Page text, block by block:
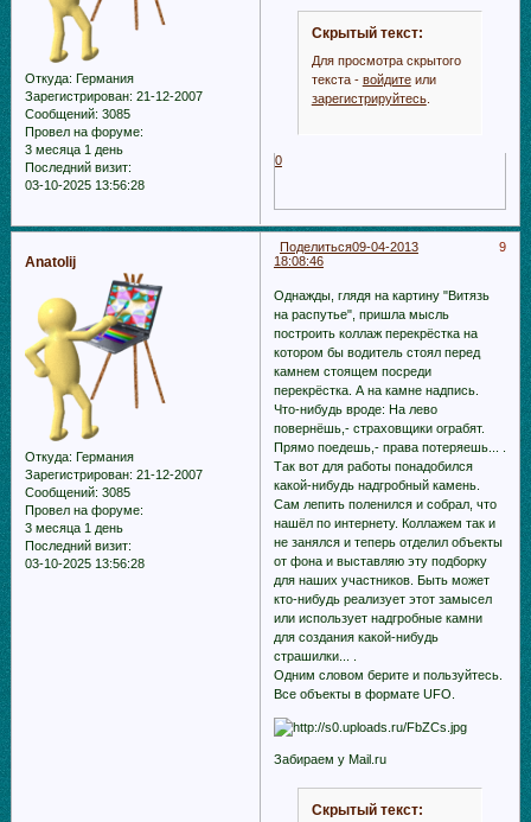
Откуда: Германия
Зарегистрирован: 21-12-2007
Сообщений: 3085
Провел на форуме:
3 месяца 1 день
Последний визит:
03-10-2025 13:56:28
Скрытый текст:
Для просмотра скрытого
текста - войдитеили
зарегистрируйтесь.
0
Поделиться 9
09-04-2013
18:08:46
Anatolij
Откуда: Германия
Зарегистрирован: 21-12-2007
Сообщений: 3085
Провел на форуме:
3 месяца 1 день
Последний визит:
03-10-2025 13:56:28
Однажды, глядя на картину "Витязь
на распутье", пришла мысль
построить коллаж перекрёстка на
котором бы водитель стоял перед
камнем стоящем посреди
перекрёстка. А на камне надпись.
Что-нибудь вроде: На лево
повернёшь,- страховщики ограбят.
Прямо поедешь,- права потеряешь... .
Так вот для работы понадобился
какой-нибудь надгробный камень.
Сам лепить поленился и собрал, что
нашёл по интернету. Коллажем так и
не занялся и теперь отделил объекты
от фона и выставляю эту подборку
для наших участников. Быть может
кто-нибудь реализует этот замысел
или использует надгробные камни
для создания какой-нибудь
страшилки... .
Одним словом берите и пользуйтесь.
Все объекты в формате UFO.
Забираем у Mail.ru
Скрытый текст: